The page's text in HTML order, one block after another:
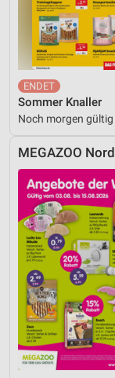
Sommer Knaller
Noch morgen gültig
MEGAZOO Nord
Werbung